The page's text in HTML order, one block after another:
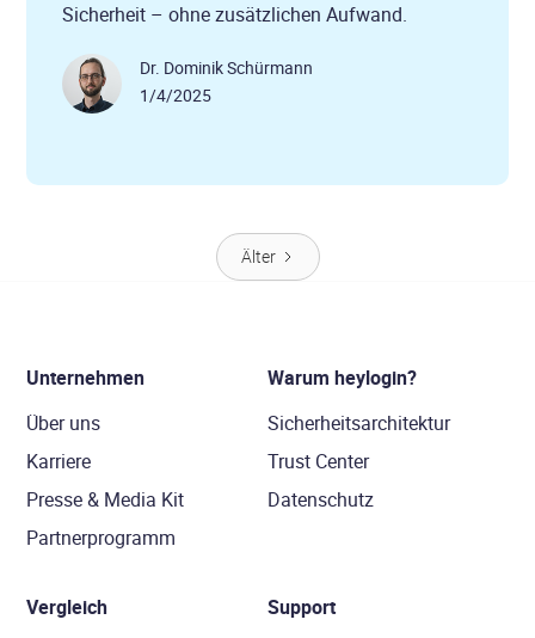
Sicherheit – ohne zusätzlichen Aufwand.
Dr. Dominik Schürmann
1/4/2025
Älter
Unternehmen
Über uns
Karriere
Presse & Media Kit
Partnerprogramm
Warum heylogin?
Sicherheitsarchitektur
Trust Center
Datenschutz
Vergleich
Support